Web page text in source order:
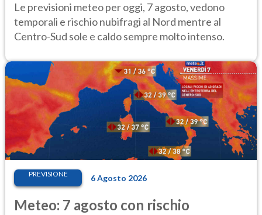
Le previsioni meteo per oggi, 7 agosto, vedono
temporali e rischio nubifragi al Nord mentre al
Centro-Sud sole e caldo sempre molto intenso.
PREVISIONE 6 Agosto 2026
Meteo: 7 agosto con rischio